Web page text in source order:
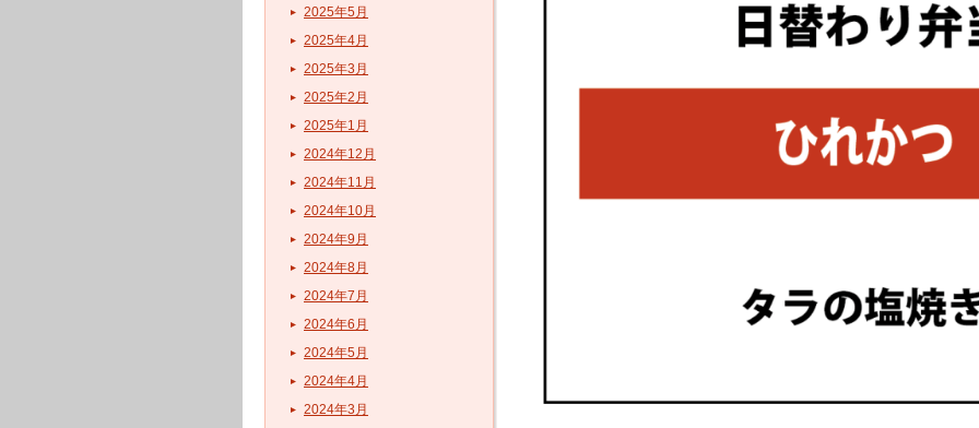
2025年5月
2025年4月
2025年3月
2025年2月
2025年1月
2024年12月
2024年11月
2024年10月
2024年9月
2024年8月
2024年7月
2024年6月
2024年5月
2024年4月
2024年3月